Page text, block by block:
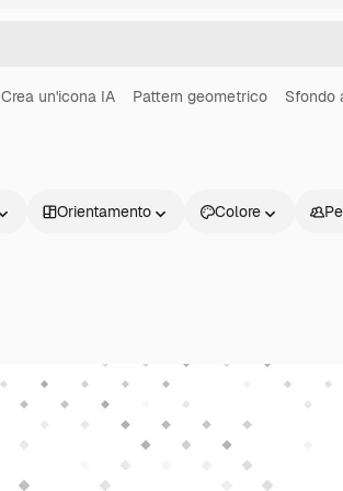
Crea un'icona IA Pattern geometrico Sfondo
Orientamento Colore
Inizia